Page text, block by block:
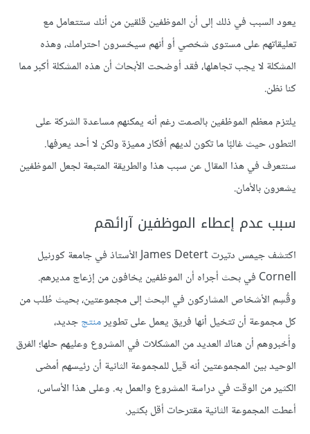
يعود السبب في ذلك إلى أن الموظفين قلقين من أنك ستتعامل مع
تعليقاتهم على مستوى شخصي أو أنهم سيخسرون احترامك، وهذه
المشكلة لا يجب تجاهلها، فقد أوضحت الأبحاث أن هذه المشكلة أكبر مما
كنا نظن.
يلتزم معظم الموظفين بالصمت رغم أنه يمكنهم مساعدة الشركة على
التطور، حيث غالبًا ما تكون لديهم أفكار مميزة ولكن لا أحد يعرفها.
سنتعرف في هذا المقال عن سبب هذا والطريقة المتبعة لجعل الموظفين
يشعرون بالأمان.
سبب عدم إعطاء الموظفين آرائهم
اكتشف جيمس دتيرت James Detert الأستاذ في جامعة كورنيل
Cornell في بحث أجراه أن الموظفين يخافون من إزعاج مديرهم.
وقُسِم الأشخاص المشاركون في البحث إلى مجموعتين، بحيث طُلب من
كل مجموعة أن تتخيل أنها فريق يعمل على تطويرمنتججديد،
وأُخبروهم أن هناك العديد من المشكلات في المشروع وعليهم حلها؛ الفرق
الوحيد بين المجموعتين أنه قيل للمجموعة الثانية أن رئيسهم أمضى
الكثير من الوقت في دراسة المشروع والعمل به. وعلى هذا الأساس،
أعطت المجموعة الثانية مقترحات أقل بكثير.